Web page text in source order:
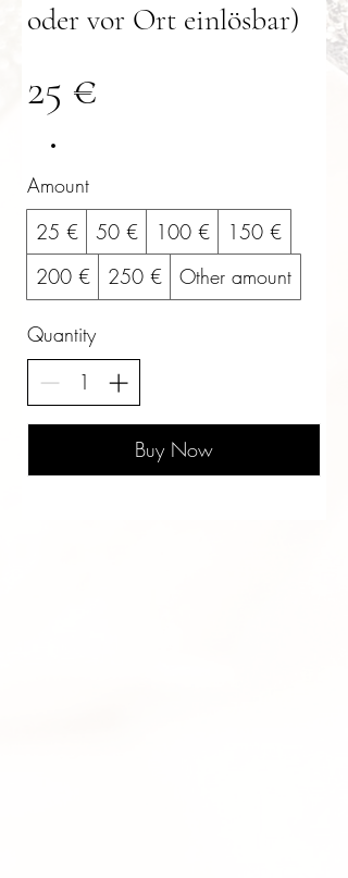
oder vor Ort einlösbar)
25 €
Amount
25 €
50 € 100 €
150 €
200 €
250 € Other amount
Quantity
Buy Now